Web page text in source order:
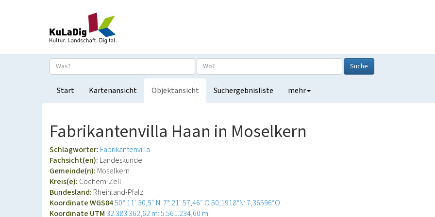
Suche
Start Kartenansicht Objektansicht Suchergebnisliste mehr
Fabrikantenvilla Haan in Moselkern
Schlagwörter: Fabrikantenvilla
Fachsicht(en): Landeskunde
Gemeinde(n): Moselkern
Kreis(e): Cochem-Zell
Bundesland: Rheinland-Pfalz
Koordinate WGS8450° 11′ 30,5″ N: 7° 21′ 57,46″ O50,1918°N: 7,36596°O
Koordinate UTM 32.383.362,62 m: 5.561.234,60 m